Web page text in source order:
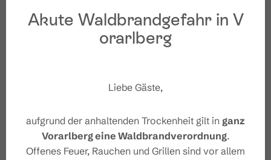
Ausrüstung
Eigenschaften
Akute Waldbrandgefahr in V
orarlberg
Liebe Gäste,
aufgrund der anhaltenden Trockenheit gilt in ganz
Vorarlberg eine Waldbrandverordnung.
Offenes Feuer, Rauchen und Grillen sind vor allem